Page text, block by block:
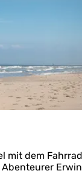
mit dem Fahrrad
Erwin